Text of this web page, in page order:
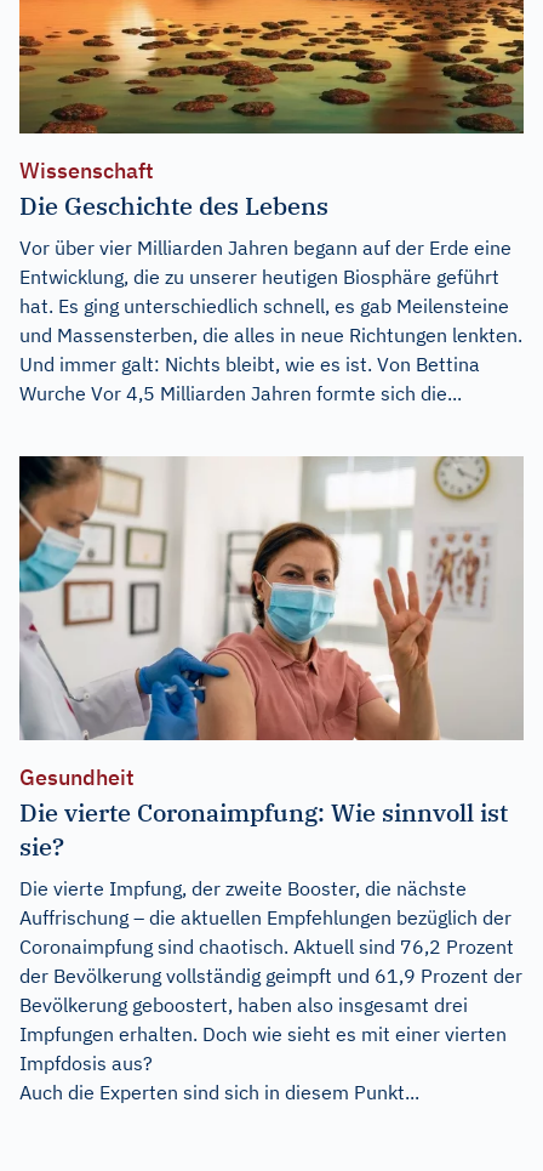
Wissenschaft
Die Geschichte des Lebens
Vor über vier Milliarden Jahren begann auf der Erde eine
Entwicklung, die zu unserer heutigen Biosphäre geführt
hat. Es ging unterschiedlich schnell, es gab Meilensteine
und Massensterben, die alles in neue Richtungen lenkten.
Und immer galt: Nichts bleibt, wie es ist. Von Bettina
Wurche Vor 4,5 Milliarden Jahren formte sich die...
Gesundheit
Die vierte Coronaimpfung: Wie sinnvoll ist
sie?
Die vierte Impfung, der zweite Booster, die nächste
Auffrischung – die aktuellen Empfehlungen bezüglich der
Coronaimpfung sind chaotisch. Aktuell sind 76,2 Prozent
der Bevölkerung vollständig geimpft und 61,9 Prozent der
Bevölkerung geboostert, haben also insgesamt drei
Impfungen erhalten. Doch wie sieht es mit einer vierten
Impfdosis aus?
Auch die Experten sind sich in diesem Punkt...